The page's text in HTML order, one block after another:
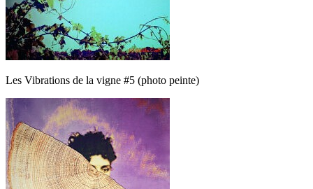
Les Vibrations de la vigne #5 (photo peinte)